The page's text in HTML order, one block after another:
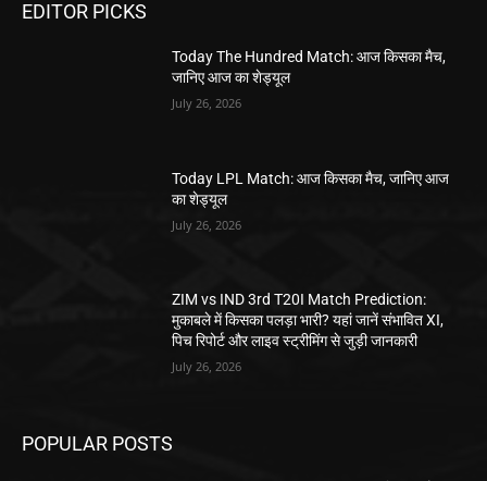
EDITOR PICKS
Today The Hundred Match: आज किसका मैच,
जानिए आज का शेड्यूल
July 26, 2026
Today LPL Match: आज किसका मैच, जानिए आज
का शेड्यूल
July 26, 2026
ZIM vs IND 3rd T20I Match Prediction:
मुकाबले में किसका पलड़ा भारी? यहां जानें संभावित XI,
पिच रिपोर्ट और लाइव स्ट्रीमिंग से जुड़ी जानकारी
July 26, 2026
POPULAR POSTS